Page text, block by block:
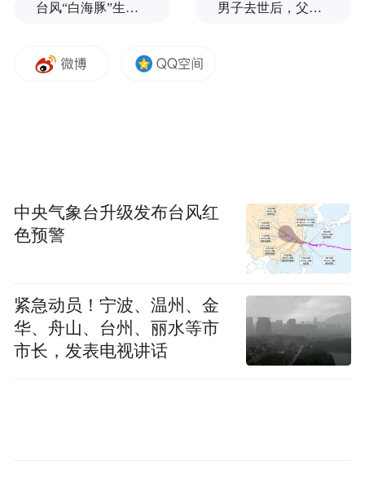
下面这几个是我把以前在新罗免税店购买过
亲们看看这个就对这边免税店的价格一目了
省在韩国 化妆品购物秘籍
大家发现没，差价几乎在两倍以上啊，所以
也不能怪我每次都是败一大堆化妆品回家
啊。另外再说说为什么要在新罗免税店买，
第一，去新罗免税店就能用护照申请会员
台风“白海豚”生命史即将超过15天，是普通台风3倍以上，环流直径达1300公里 男子去世后，父母要求对孙子进行亲子鉴定，儿媳拒绝
中央气象台升级发布台风红
色预警
紧急动员！宁波、温州、金
华、舟山、台州、丽水等市
市长，发表电视讲话